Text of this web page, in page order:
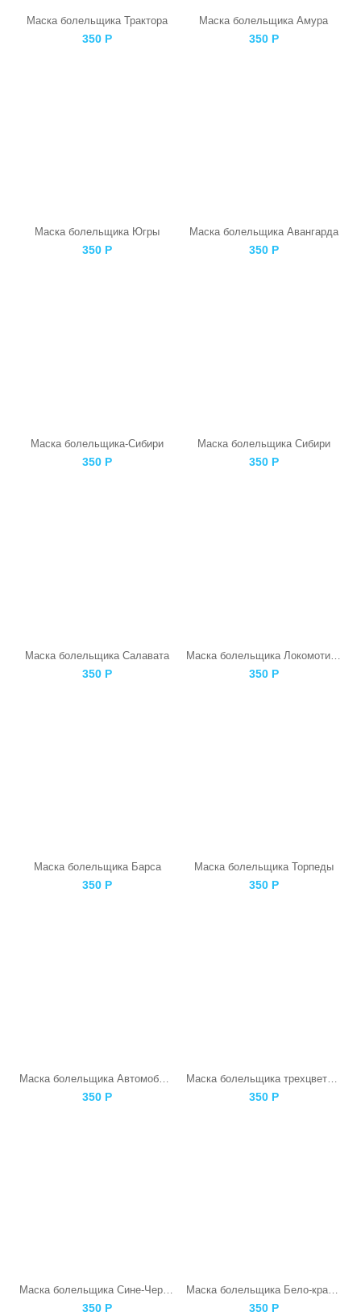
Маска болельщика Трактора
350 Р
Маска болельщика Амура
350 Р
Маска болельщика Югры
350 Р
Маска болельщика Авангарда
350 Р
Маска болельщика-Сибири
350 Р
Маска болельщика Сибири
350 Р
Маска болельщика Салавата
350 Р 350 Р
Маска болельщика Барса
350 Р
Маска болельщика Торпеды
350 Р
350 Р 350 Р
Маска болельщика Сине-Черная
350 Р
Маска болельщика Бело-красная
350 Р